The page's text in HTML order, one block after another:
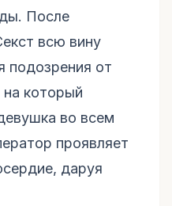
После
всю вину
подозрения от
на который
во всем
проявляет
даруя